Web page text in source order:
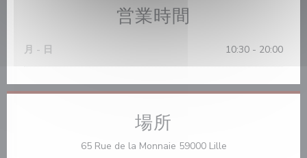
営業時間
月 - 日 10:30 - 20:00
場所
65 Rue de la Monnaie 59000 Lille((新しいウィンド